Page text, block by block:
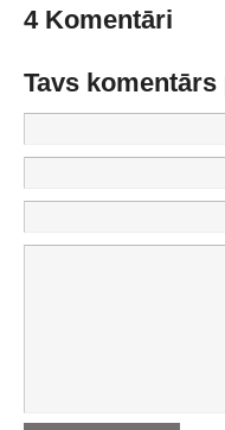
4 Komentāri
Tavs